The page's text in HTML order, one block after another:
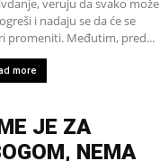
veruju da svako može
i nadaju se da će se
promeniti. Međutim, pred...
more
JE ZA
NEMA